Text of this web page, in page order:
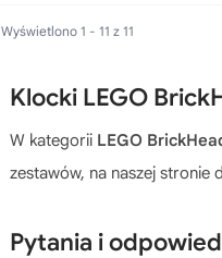
Wyświetlono 1 - 11 z 11
Klocki LEGO
W kategorii LEGO
zestawów, na naszej stronie
Pytania i